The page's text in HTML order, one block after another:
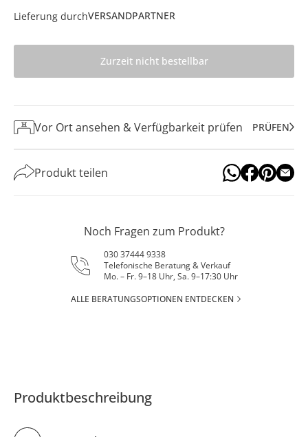
Lieferung durchVERSANDPARTNER
Zurzeit nicht bestellbar
Vor Ort ansehen & Verfügbarkeit prüfen PRÜFEN
Produkt teilen
Noch Fragen zum Produkt?
030 37444 9338
Telefonische Beratung & Verkauf
Mo. – Fr. 9–18 Uhr, Sa. 9–17:30 Uhr
ALLE BERATUNGSOPTIONEN ENTDECKEN
Produktbeschreibung